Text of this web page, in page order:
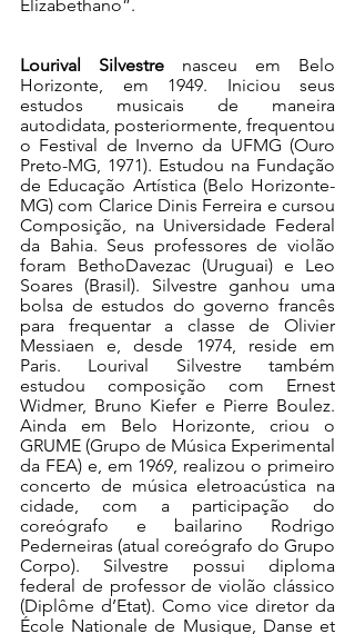
Elizabethano”.
Lourival Silvestre nasceu em Belo
Horizonte, em 1949. Iniciou seus
estudos musicais de maneira
autodidata, posteriormente, frequentou
o Festival de Inverno da UFMG (Ouro
Preto-MG, 1971). Estudou na Fundação
de Educação Artística (Belo Horizonte-
MG) com Clarice Dinis Ferreira e cursou
Composição, na Universidade Federal
da Bahia. Seus professores de violão
foram BethoDavezac (Uruguai) e Leo
Soares (Brasil). Silvestre ganhou uma
bolsa de estudos do governo francês
para frequentar a classe de Olivier
Messiaen e, desde 1974, reside em
Paris. Lourival Silvestre também
estudou composição com Ernest
Widmer, Bruno Kiefer e Pierre Boulez.
Ainda em Belo Horizonte, criou o
GRUME (Grupo de Música Experimental
da FEA) e, em 1969, realizou o primeiro
concerto de música eletroacústica na
cidade, com a participação do
coreógrafo e bailarino Rodrigo
Pederneiras (atual coreógrafo do Grupo
Corpo). Silvestre possui diploma
federal de professor de violão clássico
(Diplôme d’Etat). Como vice diretor da
École Nationale de Musique, Danse et